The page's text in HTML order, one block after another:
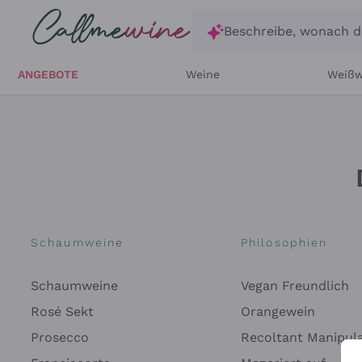
Zum Hauptinhalt springen
Beschreibe, wonach
ANGEBOTE Weine
Schaumweine
Schaumweine
Rosé Sekt
Prosecco
Philosophien
Vegan Freundlich
Orangewein
Recoltant